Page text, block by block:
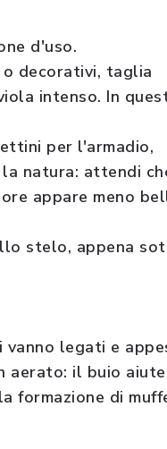
d'uso.
decorativi, taglia
intenso. In
per l'armadio,
natura: attendi
appare meno
stelo, appena
legati e
aerato: il buio
formazione di